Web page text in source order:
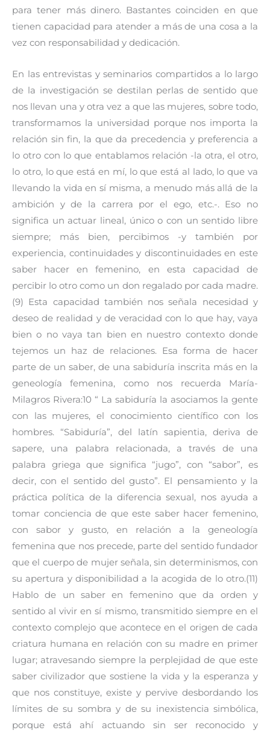
para tener más dinero. Bastantes coinciden en que
tienen capacidad para atender a más de una cosa a la
vez con responsabilidad y dedicación.
En las entrevistas y seminarios compartidos a lo largo
de la investigación se destilan perlas de sentido que
nos llevan una y otra vez a que las mujeres, sobre todo,
transformamos la universidad porque nos importa la
relación sin fin, la que da precedencia y preferencia a
lo otro con lo que entablamos relación -la otra, el otro,
lo otro, lo que está en mí, lo que está al lado, lo que va
llevando la vida en sí misma, a menudo más allá de la
ambición y de la carrera por el ego, etc.-. Eso no
significa un actuar lineal, único o con un sentido libre
siempre; más bien, percibimos -y también por
experiencia, continuidades y discontinuidades en este
saber hacer en femenino, en esta capacidad de
percibir lo otro como un don regalado por cada madre.
(9) Esta capacidad también nos señala necesidad y
deseo de realidad y de veracidad con lo que hay, vaya
bien o no vaya tan bien en nuestro contexto donde
tejemos un haz de relaciones. Esa forma de hacer
parte de un saber, de una sabiduría inscrita más en la
geneología femenina, como nos recuerda María-
Milagros Rivera:10 “ La sabiduría la asociamos la gente
con las mujeres, el conocimiento científico con los
hombres. “Sabiduría”, del latín sapientia, deriva de
sapere, una palabra relacionada, a través de una
palabra griega que significa “jugo”, con “sabor”, es
decir, con el sentido del gusto”. El pensamiento y la
práctica política de la diferencia sexual, nos ayuda a
tomar conciencia de que este saber hacer femenino,
con sabor y gusto, en relación a la geneología
femenina que nos precede, parte del sentido fundador
que el cuerpo de mujer señala, sin determinismos, con
su apertura y disponibilidad a la acogida de lo otro.(11)
Hablo de un saber en femenino que da orden y
sentido al vivir en sí mismo, transmitido siempre en el
contexto complejo que acontece en el origen de cada
criatura humana en relación con su madre en primer
lugar; atravesando siempre la perplejidad de que este
saber civilizador que sostiene la vida y la esperanza y
que nos constituye, existe y pervive desbordando los
límites de su sombra y de su inexistencia simbólica,
porque está ahí actuando sin ser reconocido y